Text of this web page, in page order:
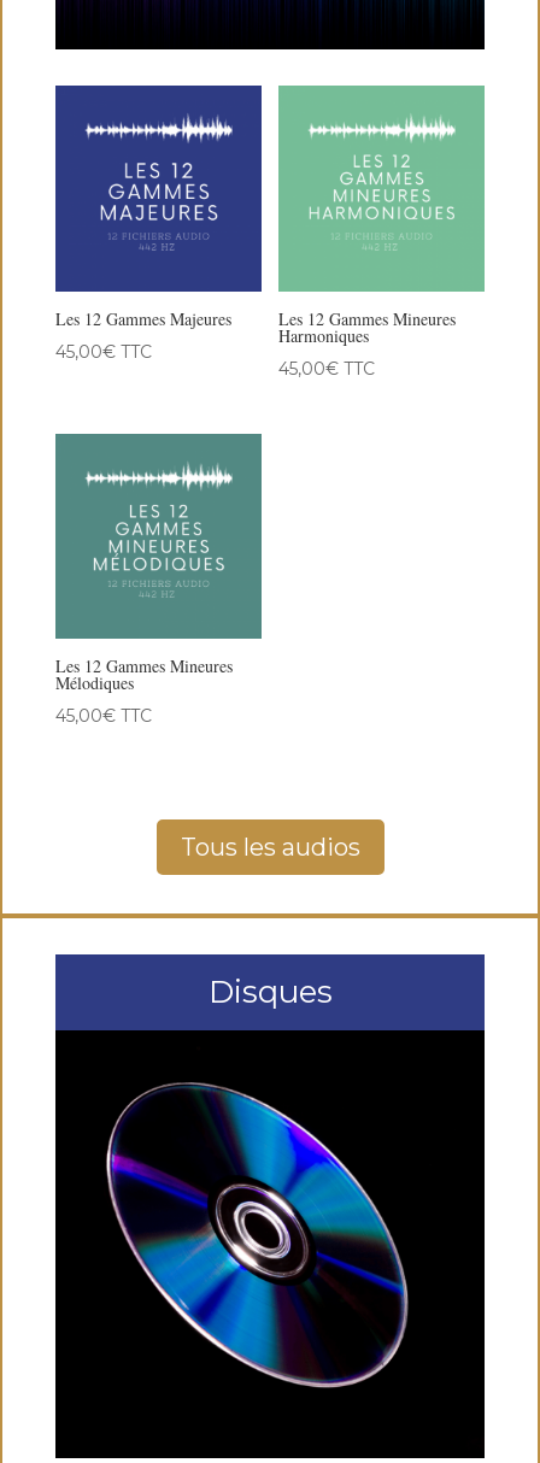
Les 12 Gammes Majeures
45,00€ TTC
Les 12 Gammes Mineures
Harmoniques
45,00€ TTC
Les 12 Gammes Mineures
Mélodiques
45,00€ TTC
Tous les audios
Disques